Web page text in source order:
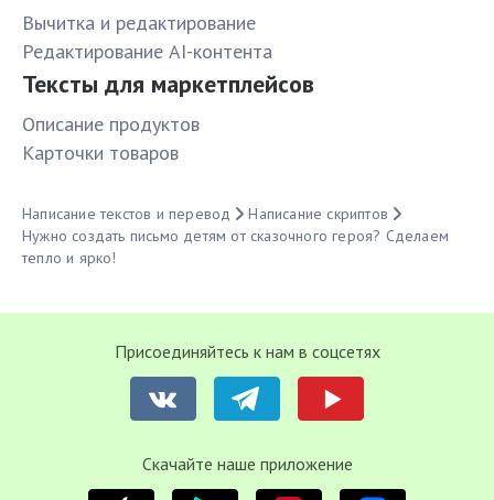
Вычитка и редактирование
Редактирование AI-контента
Тексты для маркетплейсов
Описание продуктов
Карточки товаров
Написание текстов и перевод
Написание скриптов
Нужно создать письмо детям от сказочного героя? Сделаем
тепло и ярко!
Присоединяйтесь к нам в соцсетях
Cкачайте наше приложение